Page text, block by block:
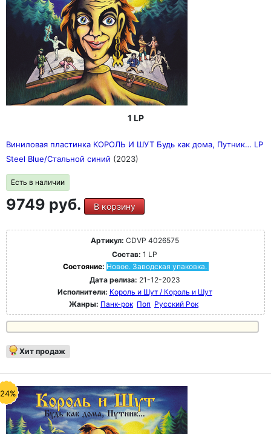
1 LP
Виниловая пластинка КОРОЛЬ И ШУТ Будь как дома, Путник… LP
Steel Blue/Стальной синий (2023)
Есть в наличии
9749 руб. В корзину
Артикул: CDVP 4026575
Состав: 1 LP
Состояние: Новое. Заводская упаковка.
Дата релиза: 21-12-2023
Исполнители: Король и Шут / Король и Шут
Жанры: Панк-рок Поп Русский Рок
Хит продаж